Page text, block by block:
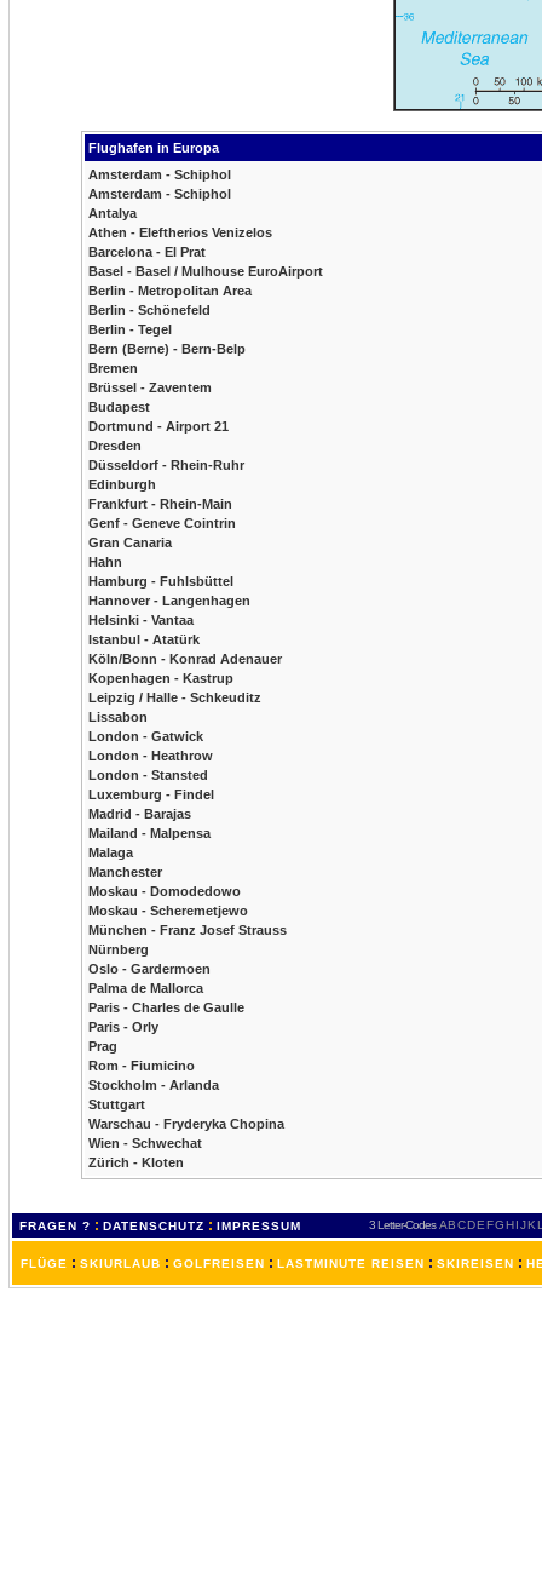
Flughafen in Europa
Amsterdam - Schiphol
Amsterdam - Schiphol
Antalya
Athen - Eleftherios Venizelos
Barcelona - El Prat
Basel - Basel / Mulhouse EuroAirport
Berlin - Metropolitan Area
Berlin - Schönefeld
Berlin - Tegel
Bern (Berne) - Bern-Belp
Bremen
Brüssel - Zaventem
Budapest
Dortmund - Airport 21
Dresden
Düsseldorf - Rhein-Ruhr
Edinburgh
Frankfurt - Rhein-Main
Genf - Geneve Cointrin
Gran Canaria
Hahn
Hamburg - Fuhlsbüttel
Hannover - Langenhagen
Helsinki - Vantaa
Istanbul - Atatürk
Köln/Bonn - Konrad Adenauer
Kopenhagen - Kastrup
Leipzig / Halle - Schkeuditz
Lissabon
London - Gatwick
London - Heathrow
London - Stansted
Luxemburg - Findel
Madrid - Barajas
Mailand - Malpensa
Malaga
Manchester
Moskau - Domodedowo
Moskau - Scheremetjewo
München - Franz Josef Strauss
Nürnberg
Oslo - Gardermoen
Palma de Mallorca
Paris - Charles de Gaulle
Paris - Orly
Prag
Rom - Fiumicino
Stockholm - Arlanda
Stuttgart
Warschau - Fryderyka Chopina
Wien - Schwechat
Zürich - Kloten
FRAGEN ? : DATENSCHUTZ : IMPRESSUM 3 Letter-Codes ABCDEFGH IJKL
FLÜGE : SKIURLAUB : GOLFREISEN : LASTMINUTE REISEN : SKIREISEN :